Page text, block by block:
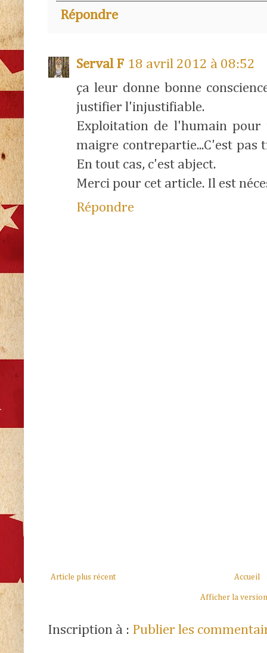
Répondre
Serval F 18 avril 2012 à 08:52
ça leur donne bonne
justifier l'injustifiable.
Exploitation de l'humain
maigre contrepartie...C'est pas
En tout cas, c'est abject.
Merci pour cet article. Il est
Répondre
Article plus récent Accueil
Afficher la
Inscription à : Publier les